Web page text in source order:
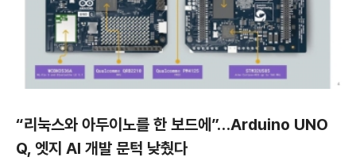
“리눅스와 아두이노를 한 보드에”…Arduino UNO
Q, 엣지 AI 개발 문턱 낮췄다